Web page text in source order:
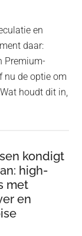
en
daar:
Premium-
nu de optie om
houdt dit in,
kondigt
high-
met
en